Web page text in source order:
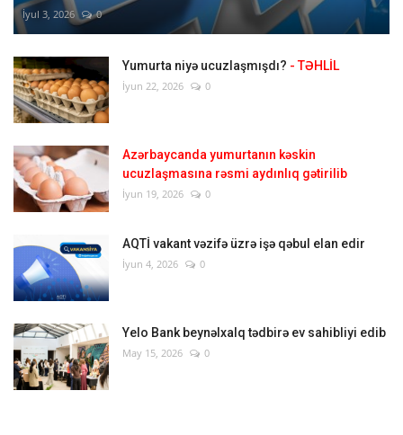
İyul 3, 2026 0
Yumurta niyə ucuzlaşmışdı? - TƏHLİL
İyun 22, 2026 0
Azərbaycanda yumurtanın kəskin
ucuzlaşmasına rəsmi aydınlıq gətirilib
İyun 19, 2026 0
AQTİ vakant vəzifə üzrə işə qəbul elan edir
İyun 4, 2026 0
Yelo Bank beynəlxalq tədbirə ev sahibliyi edib
May 15, 2026 0